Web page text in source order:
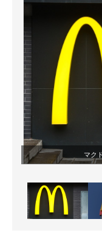
進化するPCとデバイ
好きが集まる 比べ
ビジネスと働き方の
AI活用のいまが分かる
企業ITのトレンドを詳
マーケ×ITの今がよく
ITエンジニア向け専
マク